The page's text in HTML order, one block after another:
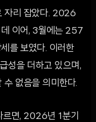
자리 잡았다. 2026
이어, 3월에는 257
를 보였다. 이러한
성을 더하고 있으며,
수 없음을 의미한다.
면, 2026년 1분기